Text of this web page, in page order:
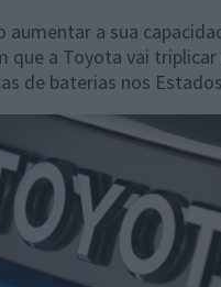
a sua
a Toyota vai
de baterias nos